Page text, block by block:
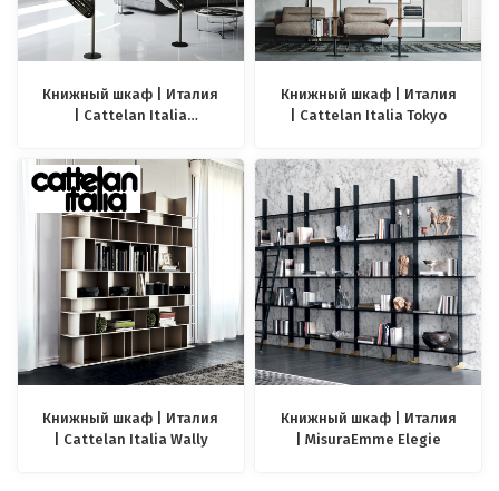
Книжный шкаф | Италия
| Cattelan Italia
Книжный шкаф | Италия
| Cattelan Italia Tokyo
Книжный шкаф | Италия
| Cattelan Italia Wally
Книжный шкаф | Италия
| MisuraEmme Elegie